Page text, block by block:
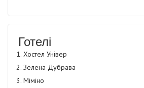
Готелі
Хостел Універ
Зелена Дубрава
Міміно